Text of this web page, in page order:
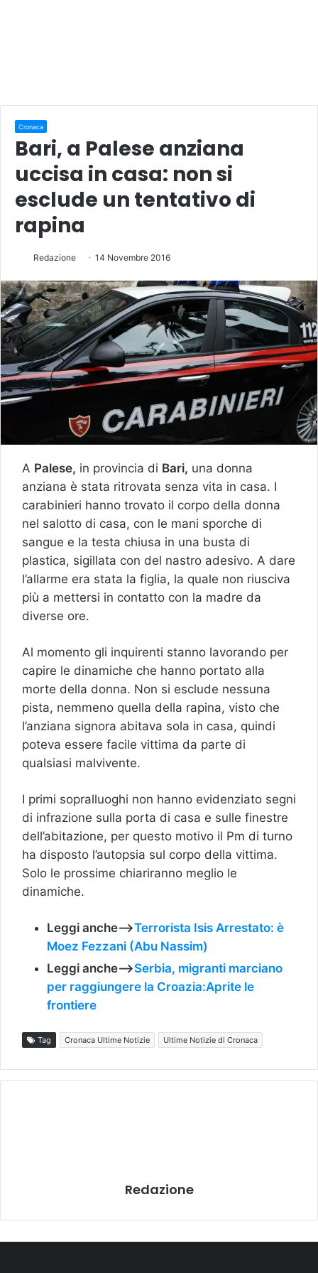
Cronaca
Bari, a Palese anziana
uccisa in casa: non si
esclude un tentativo di
rapina
Redazione 14 Novembre 2016
A Palese, in provincia di Bari, una donna
anziana è stata ritrovata senza vita in casa. I
carabinieri hanno trovato il corpo della donna
nel salotto di casa, con le mani sporche di
sangue e la testa chiusa in una busta di
plastica, sigillata con del nastro adesivo. A dare
l’allarme era stata la figlia, la quale non riusciva
più a mettersi in contatto con la madre da
diverse ore.
Al momento gli inquirenti stanno lavorando per
capire le dinamiche che hanno portato alla
morte della donna. Non si esclude nessuna
pista, nemmeno quella della rapina, visto che
l’anziana signora abitava sola in casa, quindi
poteva essere facile vittima da parte di
qualsiasi malvivente.
I primi sopralluoghi non hanno evidenziato segni
di infrazione sulla porta di casa e sulle finestre
dell’abitazione, per questo motivo il Pm di turno
ha disposto l’autopsia sul corpo della vittima.
Solo le prossime chiariranno meglio le
dinamiche.
Leggi anche—>Terrorista Isis Arrestato: è
Moez Fezzani (Abu Nassim)
Leggi anche—>Serbia, migranti marciano
per raggiungere la Croazia:Aprite le
frontiere
Tag Cronaca Ultime Notizie Ultime Notizie di Cronaca
Redazione